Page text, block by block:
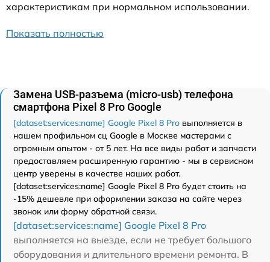
характеристикам при нормальном использовании.
Показать полностью
Замена USB-разъема (micro-usb) телефона
смартфона Pixel 8 Pro Google
[dataset:services:name] Google Pixel 8 Pro выполняется в
нашем профильном сц Google в Москве мастерами с
огромным опытом - от 5 лет. На все виды работ и запчасти
предоставляем расширенную гарантию - мы в сервисном
центр уверены в качестве наших работ.
[dataset:services:name] Google Pixel 8 Pro будет стоить на
-15% дешевле при оформлении заказа на сайте через
звонок или форму обратной связи.
[dataset:services:name] Google Pixel 8 Pro
выполняется на выезде, если не требует большого
оборудования и длительного времени ремонта. В